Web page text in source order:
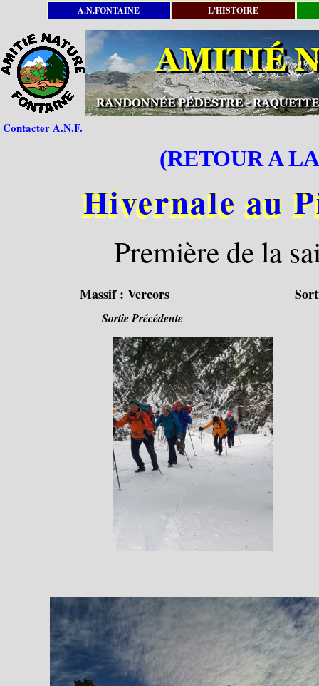
A.N.FONTAINE L'HISTOIRE
Contacter A.N.F.
(RETOUR A
Hivernale au
Première de la
Massif : Vercors
Sortie Précédente